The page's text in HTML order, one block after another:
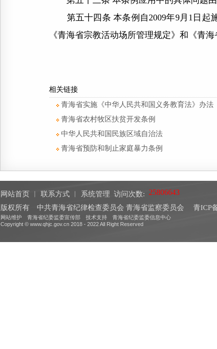
第五十四条 本条例自2009年9月1日起
《青海省宗教活动场所管理规定》和《青
相关链接
青海省实施《中华人民共和国义务教育法》办法
青海省农村牧区扶贫开发条例
中华人民共和国民族区域自治法
青海省预防和制止家庭暴力条例
网站首页 联系方式 系统管理 访问次数:
版权所有 中共青海省纪律检查委员会 青海省监察委员会
青ICP
网站维护 青海省纪委监委宣传部 技术支持 青海省纪委监委信息中心
Copyright © www.qhjc.gov.cn 2018 - 2022 All Right Reserved